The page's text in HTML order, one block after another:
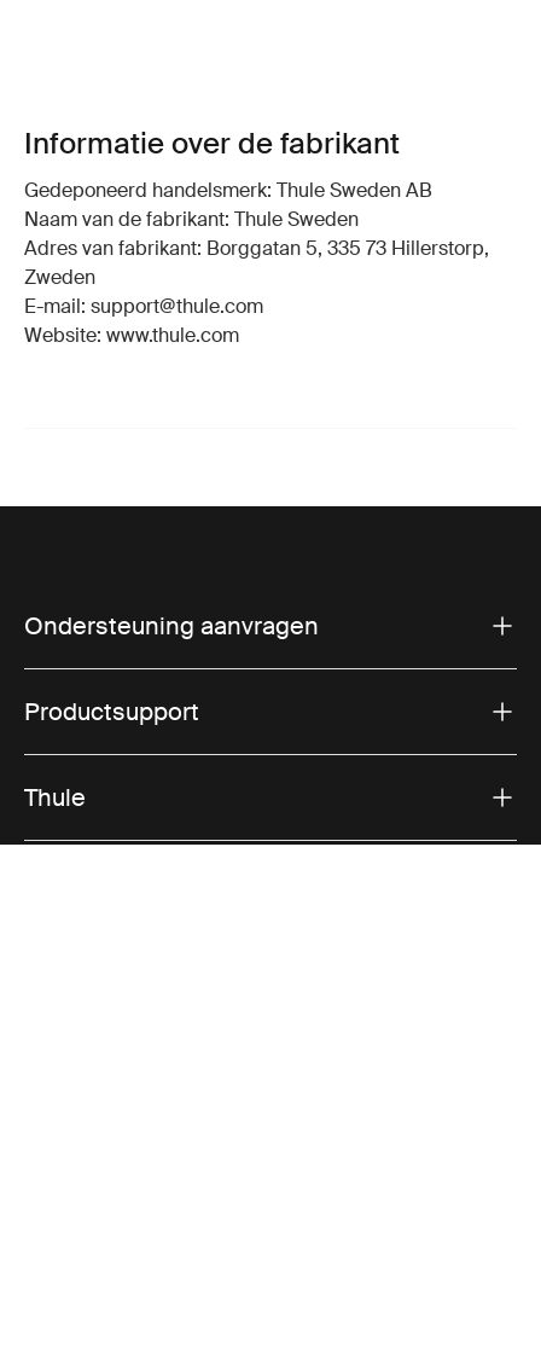
Informatie over de fabrikant
Gedeponeerd handelsmerk: Thule Sweden AB
Naam van de fabrikant: Thule Sweden
Adres van fabrikant: Borggatan 5, 335 73 Hillerstorp,
Zweden
E-mail: support@thule.com
Website: www.thule.com
Ondersteuning aanvragen
Productsupport
Thule